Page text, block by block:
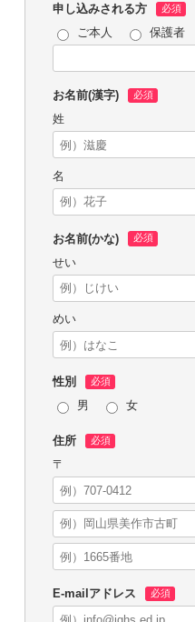
申し込みされる方
ご本人
保護者
お名前(漢字)
姓
名
お名前(かな)
せい
めい
性別
男
女
住所
〒
E-mailアドレス